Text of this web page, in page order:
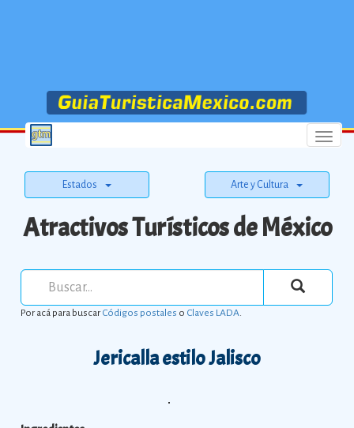
Menu
Estados Arte y Cultura
Atractivos Turísticos de México
Por acá para buscarCódigos postales o Claves LADA.
Jericalla estilo Jalisco